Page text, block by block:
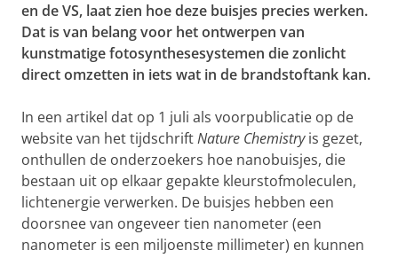
en de VS, laat zien hoe deze buisjes precies werken.
Dat is van belang voor het ontwerpen van
kunstmatige fotosynthesesystemen die zonlicht
direct omzetten in iets wat in de brandstoftank kan.
In een artikel dat op 1 juli als voorpublicatie op de
website van het tijdschriftNature Chemistryis gezet,
onthullen de onderzoekers hoe nanobuisjes, die
bestaan uit op elkaar gepakte kleurstofmoleculen,
lichtenergie verwerken. De buisjes hebben een
doorsnee van ongeveer tien nanometer (een
nanometer is een miljoenste millimeter) en kunnen